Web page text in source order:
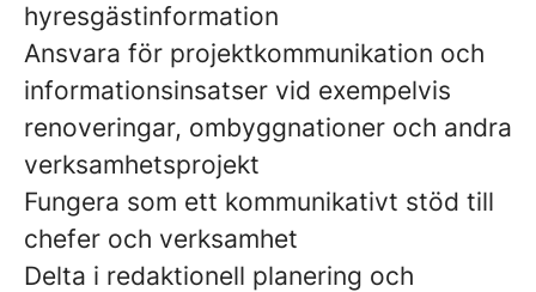
hyresgästinformation
Ansvara för projektkommunikation och
informationsinsatser vid exempelvis
renoveringar, ombyggnationer och andra
verksamhetsprojekt
Fungera som ett kommunikativt stöd till
chefer och verksamhet
Delta i redaktionell planering och